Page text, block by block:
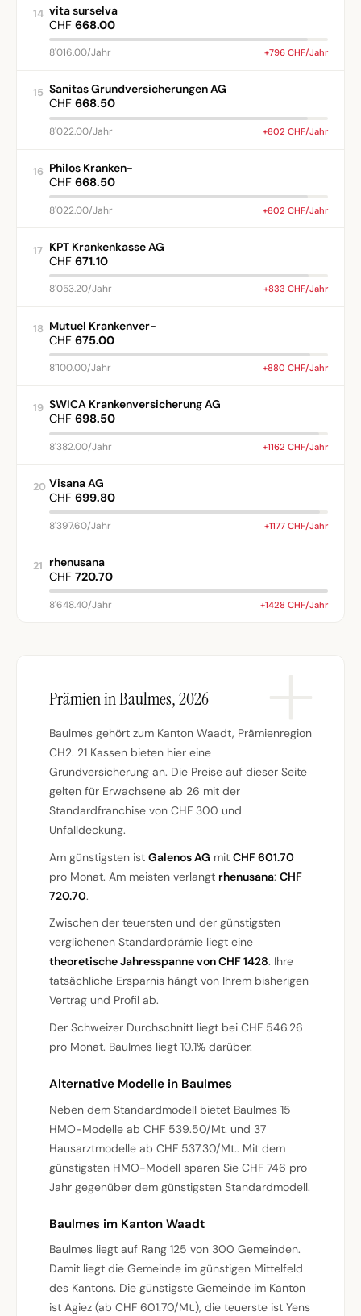
14 vita surselva
CHF 668.00
8'016.00/Jahr +796 CHF/Jahr
15 Sanitas Grundversicherungen AG
CHF 668.50
8'022.00/Jahr +802 CHF/Jahr
16 Philos Kranken-
CHF 668.50
8'022.00/Jahr +802 CHF/Jahr
17 KPT Krankenkasse AG
CHF 671.10
8'053.20/Jahr +833 CHF/Jahr
18 Mutuel Krankenver-
CHF 675.00
8'100.00/Jahr +880 CHF/Jahr
19 SWICA Krankenversicherung AG
CHF 698.50
8'382.00/Jahr +1162 CHF/Jahr
20 Visana AG
CHF 699.80
8'397.60/Jahr +1177 CHF/Jahr
21 rhenusana
CHF 720.70
8'648.40/Jahr +1428 CHF/Jahr
Prämien in Baulmes, 2026
Baulmes gehört zum Kanton Waadt, Prämienregion
CH2. 21 Kassen bieten hier eine
Grundversicherung an. Die Preise auf dieser Seite
gelten für Erwachsene ab 26 mit der
Standardfranchise von CHF 300 und
Unfalldeckung.
Am günstigsten ist Galenos AG mit CHF 601.70
pro Monat. Am meisten verlangt rhenusana: CHF
720.70.
Zwischen der teuersten und der günstigsten
verglichenen Standardprämie liegt eine
theoretische Jahresspanne von CHF 1428. Ihre
tatsächliche Ersparnis hängt von Ihrem bisherigen
Vertrag und Profil ab.
Der Schweizer Durchschnitt liegt bei CHF 546.26
pro Monat. Baulmes liegt 10.1% darüber.
Alternative Modelle in Baulmes
Neben dem Standardmodell bietet Baulmes 15
HMO-Modelle ab CHF 539.50/Mt. und 37
Hausarztmodelle ab CHF 537.30/Mt.. Mit dem
günstigsten HMO-Modell sparen Sie CHF 746 pro
Jahr gegenüber dem günstigsten Standardmodell.
Baulmes im Kanton Waadt
Baulmes liegt auf Rang 125 von 300 Gemeinden.
Damit liegt die Gemeinde im günstigen Mittelfeld
des Kantons. Die günstigste Gemeinde im Kanton
ist Agiez (ab CHF 601.70/Mt.), die teuerste ist Yens